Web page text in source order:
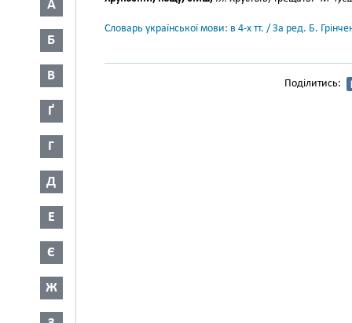
А
Б
В
Ґ
Г
Д
Е
Є
Ж
Словарь української мови: в 4-х тт. / За ред. Б.
Поділитись: